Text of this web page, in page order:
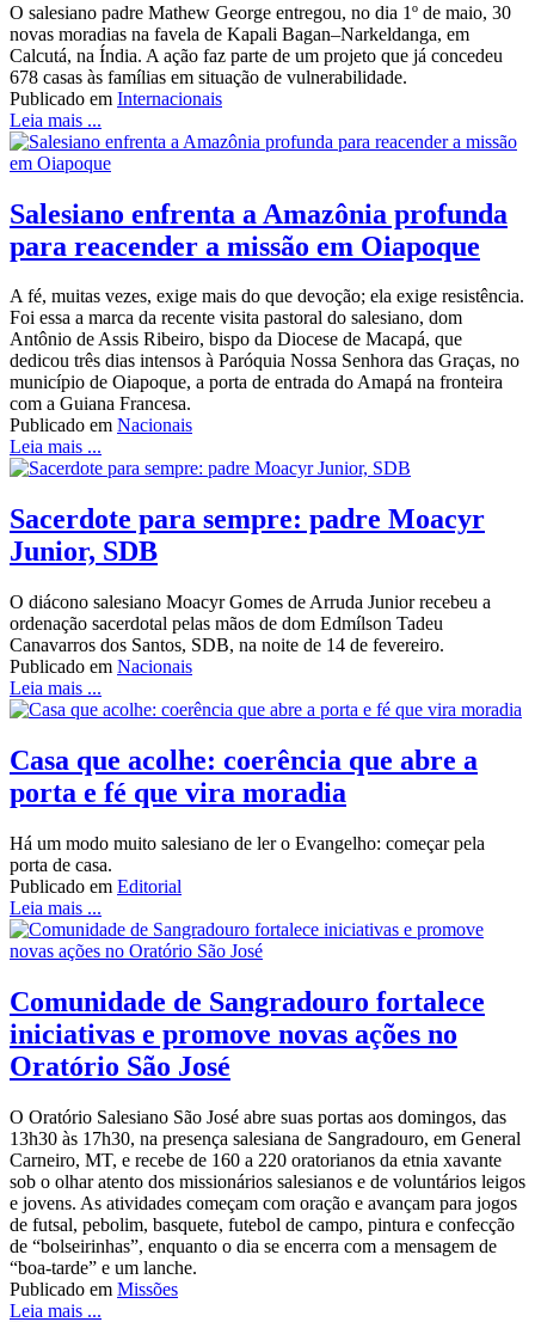
O salesiano padre Mathew George entregou, no dia 1º de maio, 30
novas moradias na favela de Kapali Bagan–Narkeldanga, em
Calcutá, na Índia. A ação faz parte de um projeto que já concedeu
678 casas às famílias em situação de vulnerabilidade.
Publicado em Internacionais
Leia mais ...
Salesiano enfrenta a Amazônia profunda
para reacender a missão em Oiapoque
A fé, muitas vezes, exige mais do que devoção; ela exige resistência.
Foi essa a marca da recente visita pastoral do salesiano, dom
Antônio de Assis Ribeiro, bispo da Diocese de Macapá, que
dedicou três dias intensos à Paróquia Nossa Senhora das Graças, no
município de Oiapoque, a porta de entrada do Amapá na fronteira
com a Guiana Francesa.
Publicado em Nacionais
Leia mais ...
Sacerdote para sempre: padre Moacyr
Junior, SDB
O diácono salesiano Moacyr Gomes de Arruda Junior recebeu a
ordenação sacerdotal pelas mãos de dom Edmílson Tadeu
Canavarros dos Santos, SDB, na noite de 14 de fevereiro.
Publicado em Nacionais
Leia mais ...
Casa que acolhe: coerência que abre a
porta e fé que vira moradia
Há um modo muito salesiano de ler o Evangelho: começar pela
porta de casa.
Publicado em Editorial
Leia mais ...
Comunidade de Sangradouro fortalece
iniciativas e promove novas ações no
Oratório São José
O Oratório Salesiano São José abre suas portas aos domingos, das
13h30 às 17h30, na presença salesiana de Sangradouro, em General
Carneiro, MT, e recebe de 160 a 220 oratorianos da etnia xavante
sob o olhar atento dos missionários salesianos e de voluntários leigos
e jovens. As atividades começam com oração e avançam para jogos
de futsal, pebolim, basquete, futebol de campo, pintura e confecção
de “bolseirinhas”, enquanto o dia se encerra com a mensagem de
“boa-tarde” e um lanche.
Publicado em Missões
Leia mais ...